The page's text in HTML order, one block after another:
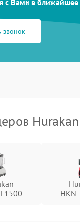
с Вами в
звонок
Hurakan